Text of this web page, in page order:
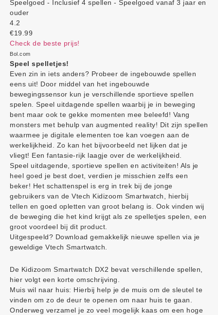
Speelgoed - Inclusief 4 spellen - Speelgoed vanaf 3 jaar en
ouder
4.2
€19.99
Check de beste prijs!
Bol.com
Speel spelletjes!
Even zin in iets anders? Probeer de ingebouwde spellen
eens uit! Door middel van het ingebouwde
bewegingssensor kun je verschillende sportieve spellen
spelen. Speel uitdagende spellen waarbij je in beweging
bent maar ook te gekke momenten mee beleefd! Vang
monsters met behulp van augmented reality! Dit zijn spellen
waarmee je digitale elementen toe kan voegen aan de
werkelijkheid. Zo kan het bijvoorbeeld net lijken dat je
vliegt! Een fantasie-rijk laagje over de werkelijkheid.
Speel uitdagende, sportieve spellen en activiteiten! Als je
heel goed je best doet, verdien je misschien zelfs een
beker! Het schattenspel is erg in trek bij de jonge
gebruikers van de Vtech Kidizoom Smartwatch, hierbij
tellen en goed opletten van groot belang is. Ook vinden wij
de beweging die het kind krijgt als ze spelletjes spelen, een
groot voordeel bij dit product.
Uitgespeeld? Download gemakkelijk nieuwe spellen via je
geweldige Vtech Smartwatch.
De Kidizoom Smartwatch DX2 bevat verschillende spellen,
hier volgt een korte omschrijving.
Muis wil naar huis: Hierbij help je de muis om de sleutel te
vinden om zo de deur te openen om naar huis te gaan.
Onderweg verzamel je zo veel mogelijk kaas om een hoge